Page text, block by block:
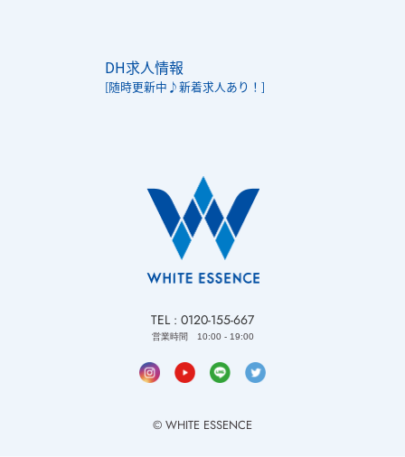
DH求人情報
[随時更新中♪新着求人あり！]
TEL : 0120-155-667
営業時間 10:00 - 19:00
© WHITE ESSENCE